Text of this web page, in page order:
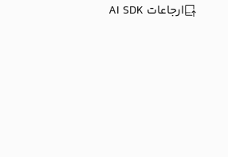
ارجاعات AI SDK